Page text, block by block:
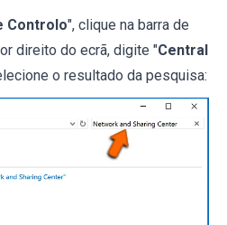
Controlo", clique na barra de
direito do ecrã, digite "Central
o resultado da pesquisa: